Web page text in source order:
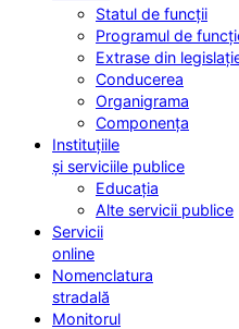
Statul de funcții
Programul de
Extrase din
Conducerea
Organigrama
Componența
Instituțiile
și serviciile publice
Educația
Alte servicii publice
Servicii
online
Nomenclatura
stradală
Monitorul